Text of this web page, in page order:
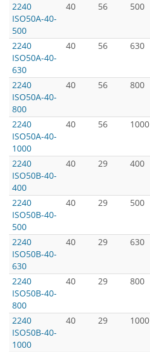
2240
ISO50A-40-
500
40 56 500
2240
ISO50A-40-
630
40 56 630
2240
ISO50A-40-
800
40 56 800
2240
ISO50A-40-
1000
40 56 1000
2240
ISO50B-40-
400
40 29 400
2240
ISO50B-40-
500
40 29 500
2240
ISO50B-40-
630
40 29 630
2240
ISO50B-40-
800
40 29 800
2240
ISO50B-40-
1000
40 29 1000